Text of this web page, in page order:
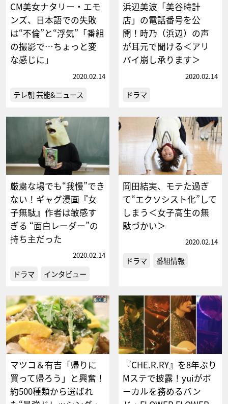
CM美女ナタリー・エモ
ンズ、日本語での失敗
は“不倫”と“浮気”「番組
の撮影で…ちょっと変
な感じに」
2020.02.14
テレ朝 芸能&ニュース
浜辺美波「美谷時計
店」の電話番号を公
開！時乃（浜辺）の声
が耳元で聞ける＜アリ
バイ崩し承ります＞
2020.02.14
ドラマ
厳粛な場でも“我慢”でき
ない！ギャグ漫画『女
子無駄』作者は敏感す
ぎる “面白レーダー”の
持ち主だった
2020.02.14
ドラマ インタビュー
岡田結実、モテた過ぎ
て“エクソシスト化”して
しまう＜女子高生の無
駄づかい＞
2020.02.14
ドラマ 番組情報
マツコ＆有吉「帰りに
買って帰ろう」と興奮！
約500種類から選ばれ
『CHE.R.RY』を8年ぶり
Mステで披露！yuiがボ
ーカルを務めるバン